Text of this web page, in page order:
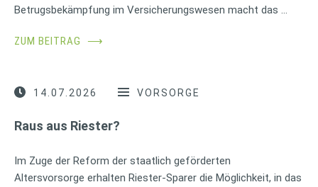
Betrugsbekämpfung im Versicherungswesen macht das …
ZUM BEITRAG ⟶
14.07.2026 VORSORGE
Raus aus Riester?
Im Zuge der Reform der staatlich geförderten
Altersvorsorge erhalten Riester-Sparer die Möglichkeit, in das